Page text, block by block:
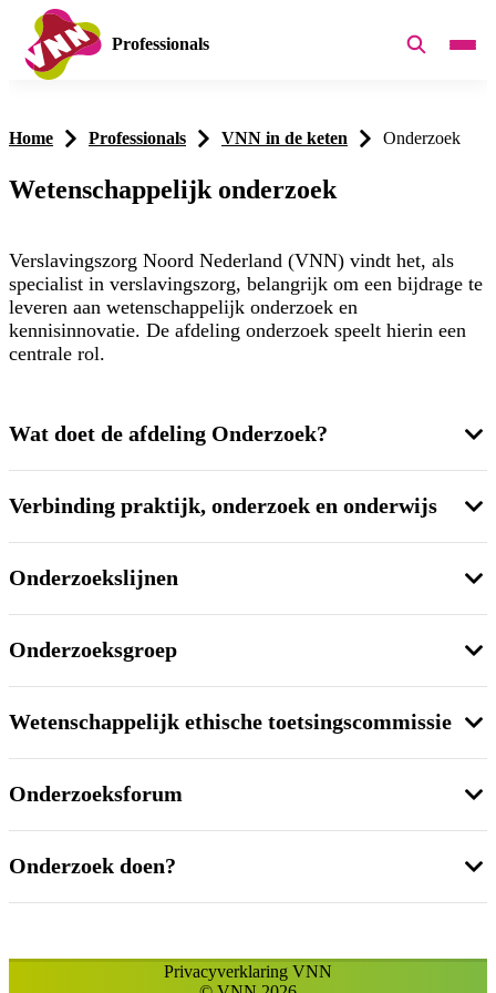
Professionals
Home Professionals VNN in de keten Onderzoek
Wetenschappelijk onderzoek
Verslavingszorg Noord Nederland (VNN) vindt het, als
specialist in verslavingszorg, belangrijk om een bijdrage te
leveren aan wetenschappelijk onderzoek en
kennisinnovatie. De afdeling onderzoek speelt hierin een
centrale rol.
Wat doet de afdeling Onderzoek?
Verbinding praktijk, onderzoek en onderwijs
Onderzoekslijnen
Onderzoeksgroep
Wetenschappelijk ethische toetsingscommissie
Onderzoeksforum
Onderzoek doen?
Privacyverklaring VNN